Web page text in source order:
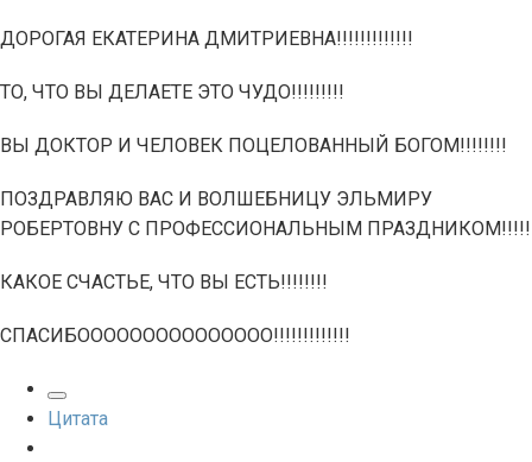
ДОРОГАЯ ЕКАТЕРИНА ДМИТРИЕВНА!!!!!!!!!!!!!
ТО, ЧТО ВЫ ДЕЛАЕТЕ ЭТО ЧУДО!!!!!!!!!
ВЫ ДОКТОР И ЧЕЛОВЕК ПОЦЕЛОВАННЫЙ БОГОМ!!!!!!!!
ПОЗДРАВЛЯЮ ВАС И ВОЛШЕБНИЦУ ЭЛЬМИРУ
РОБЕРТОВНУ С ПРОФЕССИОНАЛЬНЫМ ПРАЗДНИКОМ!!!!!
КАКОЕ СЧАСТЬЕ, ЧТО ВЫ ЕСТЬ!!!!!!!!
СПАСИБООООООООООООООО!!!!!!!!!!!!!
Цитата